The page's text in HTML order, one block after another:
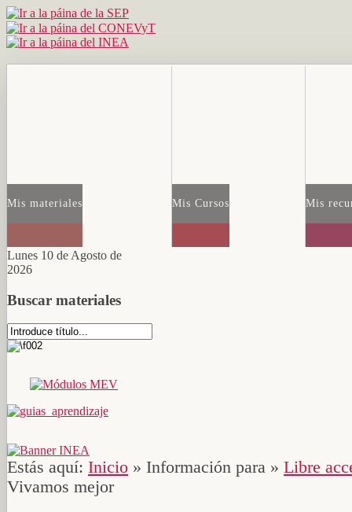
Mis materiales Mis Cursos Mis
Lunes 10 de Agosto de
2026
Buscar materiales
Estás aquí: Inicio » Información para » Libre
Vivamos mejor